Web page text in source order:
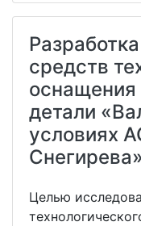
средств
оснащения
детали
условиях
Снегирева»
Целью